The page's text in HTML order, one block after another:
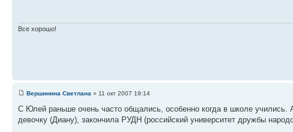
Все хорошо!
Вершинина Светлана » 11 окт 2007 19:14
С Юлей раньше очень часто общались, особенно когда в школе
девочку (Диану), закончила РУДН (российский университет дружбы